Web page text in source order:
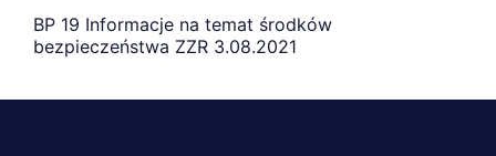
BP 19 Informacje na temat środków
bezpieczeństwa ZZR 3.08.2021